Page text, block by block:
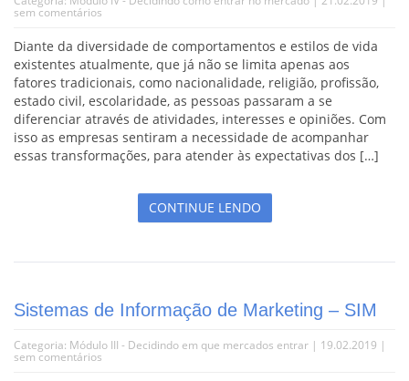
sem comentários
Diante da diversidade de comportamentos e estilos de vida
existentes atualmente, que já não se limita apenas aos
fatores tradicionais, como nacionalidade, religião, profissão,
estado civil, escolaridade, as pessoas passaram a se
diferenciar através de atividades, interesses e opiniões. Com
isso as empresas sentiram a necessidade de acompanhar
essas transformações, para atender às expectativas dos […]
CONTINUE LENDO
Sistemas de Informação de Marketing – SIM
Categoria: Módulo III - Decidindo em que mercados entrar | 19.02.2019 |
sem comentários